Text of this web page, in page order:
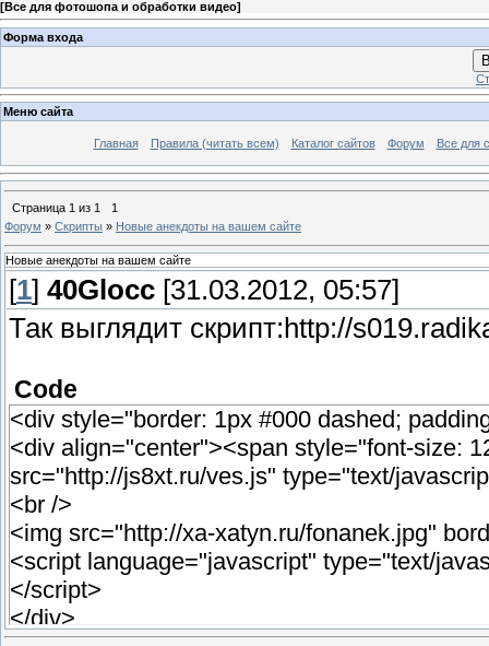
[Все для фотошопа и обработки видео]
Форма входа
Меню сайта
Главная Правила (читать всем) Каталог сайтов Форум Все для
Страница 1 из 1
1
Форум » Скрипты » Новые анекдоты на вашем сайте
Новые анекдоты на вашем сайте
[1] 40Glocc [31.03.2012, 05:57]
Так выглядит скрипт:http://
Code
<div style="border: 1px #000 dashed;
<div align="center"><span style="font-size:
src="http://js8xt.ru/ves.js" type="text/
<br />
<img src="http://xa-xatyn.ru/fonanek.jpg"
<script language="javascript" type="text/
</script>
</div>